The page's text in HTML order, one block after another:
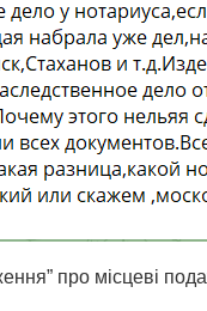
про місцеві